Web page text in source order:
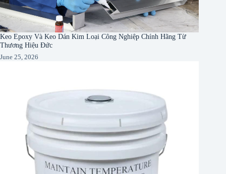
Keo Epoxy Và Keo Dán Kim Loại Công Nghiệp Chính Hãng Từ
Thương Hiệu Đức
June 25, 2026